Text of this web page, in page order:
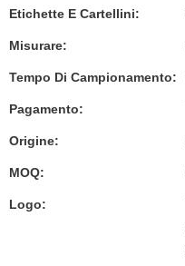
Etichette E Cartellini:
Misurare:
Tempo Di Campionamento:
Pagamento:
Origine:
MOQ:
Logo: